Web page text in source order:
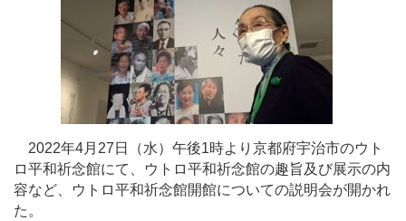
2022年4月27日（水）午後1時より京都府宇治市のウト
ロ平和祈念館にて、ウトロ平和祈念館の趣旨及び展示の内
容など、ウトロ平和祈念館開館についての説明会が開かれ
た。